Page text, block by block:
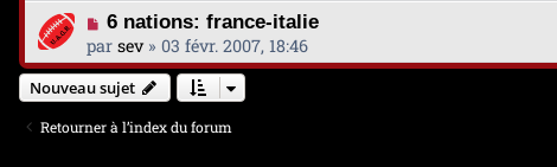
6 nations: france-italie
par sev» 03 févr. 2007, 18:46
Nouveau sujet
Retourner à l’index du forum